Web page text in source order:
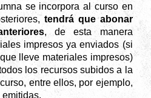
se incorpora al curso en
tendrá que abonar
,
de esta manera
impresos ya enviados (si
lleve materiales impresos)
los recursos subidos a la
entre ellos, por ejemplo,
emitidas.